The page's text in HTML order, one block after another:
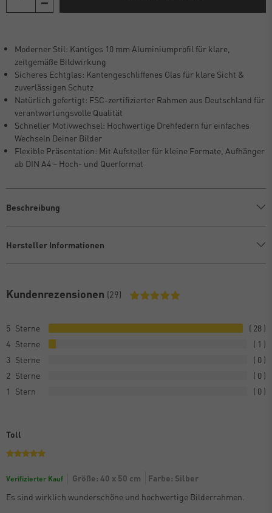
Moderner Stil: Kantiges 10 mm Aluminiumprofil für klare,
zeitgemäße Bildwirkung
Sicheres Echtglas: Kantengeschliffenes Glas für klare Sicht &
zuverlässigen Schutz
Natürlich gefertigt: FSC-zertifizierter Rahmen aus Deutschland für
verantwortungsvolle Qualität
Schneller Motivwechsel: Hochwertige Drehfedern für einfaches
Wechseln Deiner Bilder
Flexible Präsentation: Mit Aufsteller für kleine Formate, Aufhänger
ab DIN A4 – Hoch- und Querformat
Beschreibung
Hersteller Informationen
Kundenrezensionen (29)
5
28
4
1
3
0
2
0
1
0
Toll
Verifizierter Kauf Größe: 40 x 50 cm
Farbe: Silber
Es sind wirklich wunderschöne und hochwertige Bilderrahmen.